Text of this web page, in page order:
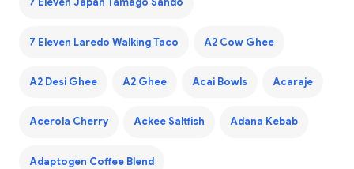
7 Eleven Japan Tamago Sando
7 Eleven Laredo Walking Taco A2 Cow Ghee
A2 Desi Ghee A2 Ghee Acai Bowls Acaraje
Acerola Cherry Ackee Saltfish Adana Kebab
Adaptogen Coffee Blend